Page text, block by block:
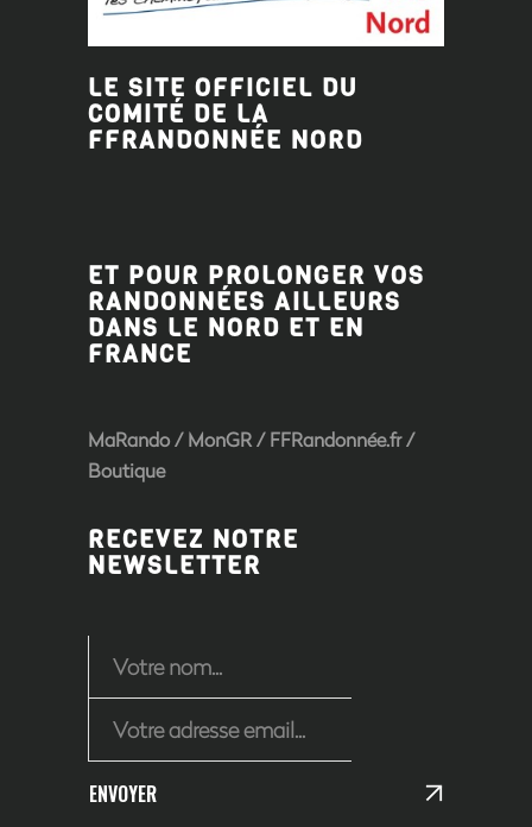
LE SITE OFFICIEL DU
COMITÉ DE LA
FFRANDONNÉE NORD
ET POUR PROLONGER VOS
RANDONNÉES AILLEURS
DANS LE NORD ET EN
FRANCE
MaRando / MonGR / FFRandonnée.fr /
Boutique
RECEVEZ NOTRE
NEWSLETTER
ENVOYER